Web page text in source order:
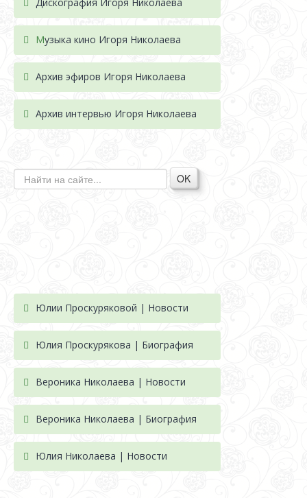
Музыка кино Игоря Николаева
Архив эфиров Игоря Николаева
Архив интервью Игоря Николаева
OK
Юлии Проскуряковой | Новости
Юлия Проскурякова | Биография
Вероника Николаева | Новости
Вероника Николаева | Биография
Юлия Николаева | Новости